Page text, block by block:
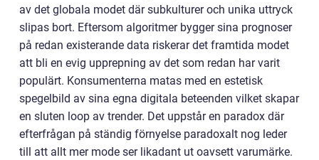
av det globala modet där subkulturer och unika uttryck
slipas bort. Eftersom algoritmer bygger sina prognoser
på redan existerande data riskerar det framtida modet
att bli en evig upprepning av det som redan har varit
populärt. Konsumenterna matas med en estetisk
spegelbild av sina egna digitala beteenden vilket skapar
en sluten loop av trender. Det uppstår en paradox där
efterfrågan på ständig förnyelse paradoxalt nog leder
till att allt mer mode ser likadant ut oavsett varumärke.